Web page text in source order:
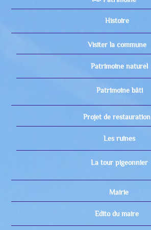
Histoire
Visiter la commune
Patrimoine naturel
Patrimoine bâti
Projet de restauration
Les ruines
La tour pigeonnier
Mairie
Edito du maire